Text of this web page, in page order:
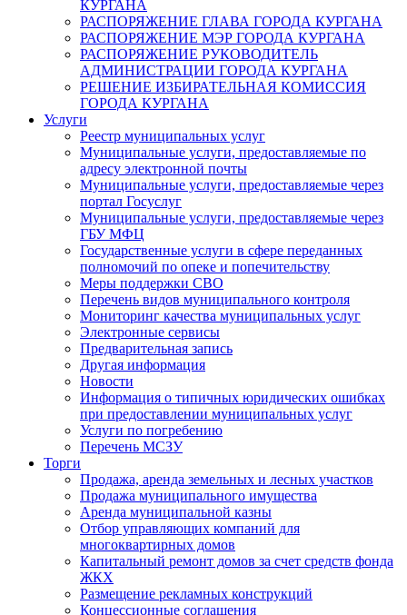
КУРГАНА
РАСПОРЯЖЕНИЕ ГЛАВА ГОРОДА КУРГАНА
РАСПОРЯЖЕНИЕ МЭР ГОРОДА КУРГАНА
РАСПОРЯЖЕНИЕ РУКОВОДИТЕЛЬ
АДМИНИСТРАЦИИ ГОРОДА КУРГАНА
РЕШЕНИЕ ИЗБИРАТЕЛЬНАЯ КОМИССИЯ
ГОРОДА КУРГАНА
Услуги
Реестр муниципальных услуг
Муниципальные услуги, предоставляемые по
адресу электронной почты
Муниципальные услуги, предоставляемые через
портал Госуслуг
Муниципальные услуги, предоставляемые через
ГБУ МФЦ
Государственные услуги в сфере переданных
полномочий по опеке и попечительству
Меры поддержки СВО
Перечень видов муниципального контроля
Мониторинг качества муниципальных услуг
Электронные сервисы
Предварительная запись
Другая информация
Новости
Информация о типичных юридических ошибках
при предоставлении муниципальных услуг
Услуги по погребению
Перечень МСЗУ
Торги
Продажа, аренда земельных и лесных участков
Продажа муниципального имущества
Аренда муниципальной казны
Отбор управляющих компаний для
многоквартирных домов
Капитальный ремонт домов за счет средств фонда
ЖКХ
Размещение рекламных конструкций
Концессионные соглашения